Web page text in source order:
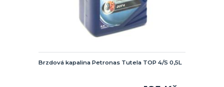
Brzdová kapalina Petronas Tutela TOP 4/S 0,5L